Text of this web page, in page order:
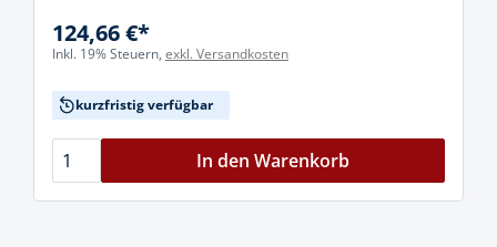
124,66 €*
Inkl. 19% Steuern, exkl. Versandkosten
kurzfristig verfügbar
In den Warenkorb